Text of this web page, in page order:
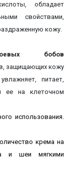
обладает
свойствами,
кожу.
бобов
защищающих кожу
питает,
ее на клеточном
использования.
крема на
и шеи мягкими